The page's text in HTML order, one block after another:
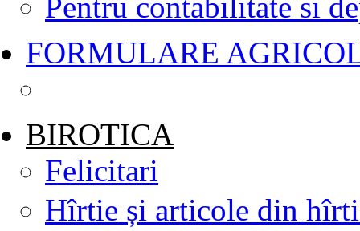
Pentru contabilitate si
FORMULARE
BIROTICA
Felicitari
Hîrtie și articole din